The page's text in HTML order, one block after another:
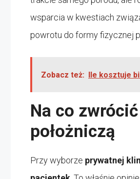
wsparcia w kwestiach
powrotu do formy fizycznej
Zobacz też: Ile kosztuje
Na co
położniczą
Przy wyborze prywatnej